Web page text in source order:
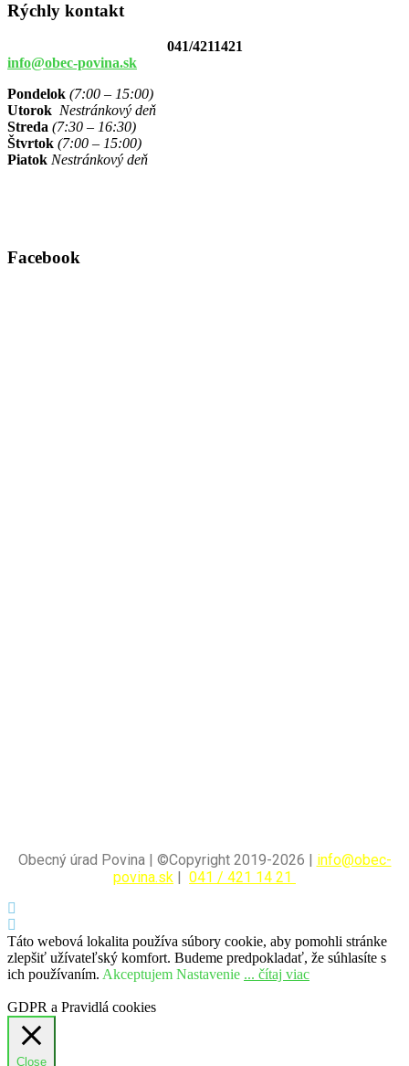
Rýchly kontakt
041/4211421
info@obec-povina.sk
Pondelok (7:00 – 15:00)
Utorok Nestránkový deň
Streda (7:30 – 16:30)
Štvrtok (7:00 – 15:00)
Piatok Nestránkový deň
Facebook
Obecný úrad Povina | ©Copyright 2019-2026 | info@obec-
povina.sk
041 / 421 14 21
Táto webová lokalita používa súbory cookie, aby pomohli stránke
zlepšiť užívateľský komfort. Budeme predpokladať, že súhlasíte s
ich používaním. Akceptujem Nastavenie ... čítaj viac
GDPR a Pravidlá cookies
Close